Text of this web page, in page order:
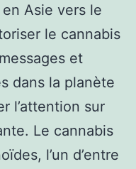
Asie vers le
le cannabis
et
dans la planète
l’attention sur
Le cannabis
l’un d’entre